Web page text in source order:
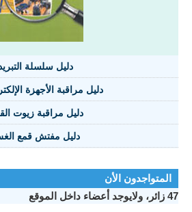
دليل سلسلة التبريد
دليل مراقبة الأجهزة الإلكترومنزلية
دليل مراقبة زيوت القلي
دليل مفتش قمع الغش
الأن